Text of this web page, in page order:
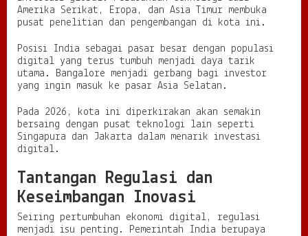
Amerika Serikat, Eropa, dan Asia Timur membuka
pusat penelitian dan pengembangan di kota ini.
Posisi India sebagai pasar besar dengan populasi
digital yang terus tumbuh menjadi daya tarik
utama. Bangalore menjadi gerbang bagi investor
yang ingin masuk ke pasar Asia Selatan.
Pada 2026, kota ini diperkirakan akan semakin
bersaing dengan pusat teknologi lain seperti
Singapura dan Jakarta dalam menarik investasi
digital.
Tantangan Regulasi dan
Keseimbangan Inovasi
Seiring pertumbuhan ekonomi digital, regulasi
menjadi isu penting. Pemerintah India berupaya